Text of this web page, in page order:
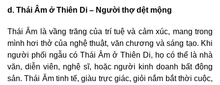
d. Thái Âm ở Thiên Di – Người thợ dệt mộng
Thái Âm là vầng trăng của trí tuệ và cảm xúc, mang trong
mình hơi thở của nghệ thuật, văn chương và sáng tạo. Khi
người phối ngẫu có Thái Âm ở Thiên Di, họ có thể là nhà
văn, diễn viên, nghệ sĩ, hoặc người kinh doanh bất động
sản. Thái Âm tinh tế, giàu trực giác, giỏi nắm bắt thời cuộc,